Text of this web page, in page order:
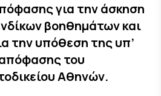
για την άσκηση
βοηθημάτων και
την υπόθεση της υπ’
του
Αθηνών.